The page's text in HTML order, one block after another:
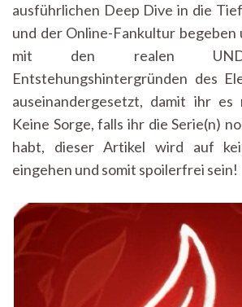
ausführlichen Deep Dive in die
und der Online-Fankultur begeben
mit den realen UND
Entstehungshintergründen des
auseinandergesetzt, damit ihr
Keine Sorge, falls ihr die Serie(n)
habt, dieser Artikel wird auf
eingehen und somit spoilerfrei sein!